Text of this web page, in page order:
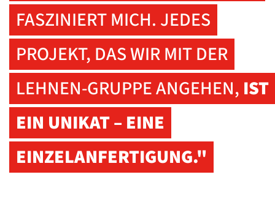
FASZINIERT MICH. JEDES
PROJEKT, DAS WIR MIT DER
LEHNEN-GRUPPE ANGEHEN, IST
EIN UNIKAT – EINE
EINZELANFERTIGUNG."